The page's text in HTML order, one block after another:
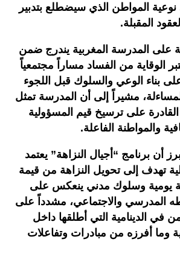
نوعية المواطن الذي سيضطلع بتدبير
المقبلة.
على المدرسة المغربية يندرج ضمن
الوقاية من الفساد مساراً مجتمعياً
بناء الوعي والسلوك قبل اللجوء
مشيراً إلى أن المدرسة تمثل
على ترسيخ قيم المسؤولية
والمواطنة الفاعلة.
أن برنامج “أجيال النزاهة” يعتمد
تهدف إلى تحويل النزاهة من قيمة
يومية وسلوك مدني ينعكس على
المدرسي والاجتماعي، مشدداً على
في الدينامية التي أطلقها داخل
وما أفرزه من مبادرات وتفاعلات